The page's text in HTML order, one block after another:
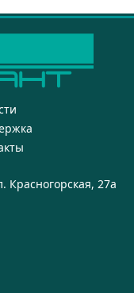
Красногорская, 27а